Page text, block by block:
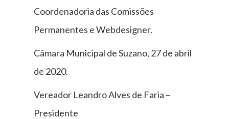
Coordenadoria das Comissões
Permanentes e Webdesigner.
Câmara Municipal de Suzano, 27 de abril
de 2020.
Vereador Leandro Alves de Faria –
Presidente